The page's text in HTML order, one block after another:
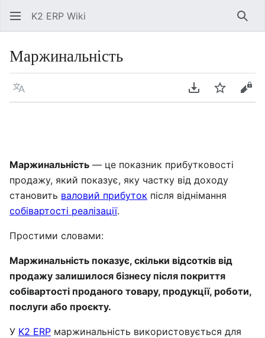
K2 ERP Wiki
Маржинальність
Мова Завантажити
Маржинальність — це показник прибутковості
продажу, який показує, яку частку від доходу
становить валовий прибуток після віднімання
собівартості реалізації.
Простими словами:
Маржинальність показує, скільки відсотків від
продажу залишилося бізнесу після покриття
собівартості проданого товару, продукції, роботи,
послуги або проєкту.
У K2 ERP маржинальність використовується для